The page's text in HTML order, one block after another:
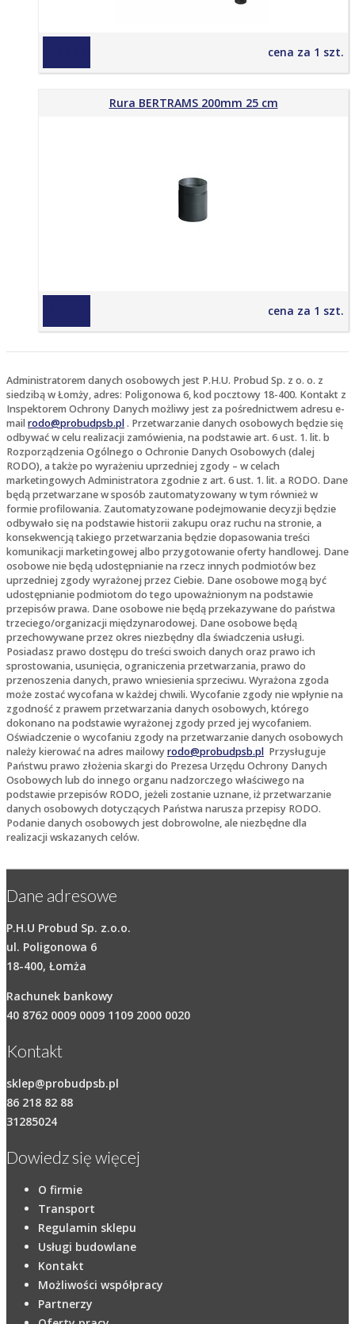
cena za 1 szt.
Rura BERTRAMS 200mm 25 cm
cena za 1 szt.
Administratorem danych osobowych jest P.H.U. Probud Sp. z o. o. z
siedzibą w Łomży, adres: Poligonowa 6, kod pocztowy 18-400. Kontakt z
Inspektorem Ochrony Danych możliwy jest za pośrednictwem adresu e-
mailrodo@probudpsb.pl. Przetwarzanie danych osobowych będzie się
odbywać w celu realizacji zamówienia, na podstawie art. 6 ust. 1. lit. b
Rozporządzenia Ogólnego o Ochronie Danych Osobowych (dalej
RODO), a także po wyrażeniu uprzedniej zgody – w celach
marketingowych Administratora zgodnie z art. 6 ust. 1. lit. a RODO. Dane
będą przetwarzane w sposób zautomatyzowany w tym również w
formie profilowania. Zautomatyzowane podejmowanie decyzji będzie
odbywało się na podstawie historii zakupu oraz ruchu na stronie, a
konsekwencją takiego przetwarzania będzie dopasowania treści
komunikacji marketingowej albo przygotowanie oferty handlowej. Dane
osobowe nie będą udostępnianie na rzecz innych podmiotów bez
uprzedniej zgody wyrażonej przez Ciebie. Dane osobowe mogą być
udostępnianie podmiotom do tego upoważnionym na podstawie
przepisów prawa. Dane osobowe nie będą przekazywane do państwa
trzeciego/organizacji międzynarodowej. Dane osobowe będą
przechowywane przez okres niezbędny dla świadczenia usługi.
Posiadasz prawo dostępu do treści swoich danych oraz prawo ich
sprostowania, usunięcia, ograniczenia przetwarzania, prawo do
przenoszenia danych, prawo wniesienia sprzeciwu. Wyrażona zgoda
może zostać wycofana w każdej chwili. Wycofanie zgody nie wpłynie na
zgodność z prawem przetwarzania danych osobowych, którego
dokonano na podstawie wyrażonej zgody przed jej wycofaniem.
Oświadczenie o wycofaniu zgody na przetwarzanie danych osobowych
należy kierować na adres mailowyrodo@probudpsb.pl Przysługuje
Państwu prawo złożenia skargi do Prezesa Urzędu Ochrony Danych
Osobowych lub do innego organu nadzorczego właściwego na
podstawie przepisów RODO, jeżeli zostanie uznane, iż przetwarzanie
danych osobowych dotyczących Państwa narusza przepisy RODO.
Podanie danych osobowych jest dobrowolne, ale niezbędne dla
realizacji wskazanych celów.
Dane adresowe
P.H.U Probud Sp. z.o.o.
ul. Poligonowa 6
18-400, Łomża
Rachunek bankowy
40 8762 0009 0009 1109 2000 0020
Kontakt
sklep@probudpsb.pl
86 218 82 88
31285024
Dowiedz się więcej
O firmie
Transport
Regulamin sklepu
Usługi budowlane
Kontakt
Możliwości współpracy
Partnerzy